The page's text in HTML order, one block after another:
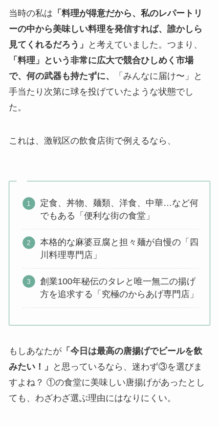
当時の私は 「料理が得意だから、私のレパートリ
ーの中から美味しい料理を発信すれば、誰かしら
見てくれるだろう」
と考えていました。つまり、
「料理」という非常に広大で競合ひしめく市場
で、何の武器も持たずに、
「みんなに届け〜」と
手当たり次第に球を投げていたような状態でし
た。
これは、激戦区の飲食店街で例えるなら、
定食、丼物、麺類、洋食、中華…など何
でもある「便利な街の食堂」
本格的な麻婆豆腐と担々麺が自慢の「四
川料理専門店」
創業100年秘伝のタレと唯一無二の揚げ
方を追求する「究極のからあげ専門店」
もしあなたが「今日は最高の唐揚げでビールを飲
みたい！」
と思っているなら、迷わず③を選びま
すよね？ ①の食堂に美味しい唐揚げがあったとし
ても、わざわざ選ぶ理由にはなりにくい。